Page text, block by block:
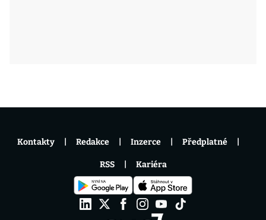
Kontakty Redakce Inzerce Předplatné
RSS Kariéra